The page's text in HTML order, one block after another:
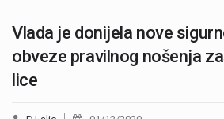
Vlada je donijela nove
obveze pravilnog nošenja
lice